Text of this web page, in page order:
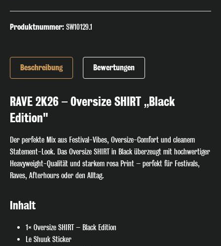
Produktnummer: SW10129.1
Beschreibung Bewertungen
RAVE 2K26 – Oversize SHIRT „Black
Edition"
Der perfekte Mix aus Festival-Vibes, Oversize-Comfort und cleanem
Statement-Look. Das Oversize SHIRT in Black überzeugt mit hochwertiger
Heavyweight-Qualität und starkem rosa Print – perfekt für Festivals,
Raves, Afterhours oder den Alltag.
Inhalt
1× Oversize SHIRT – Black Edition
Le Shuuk Sticker